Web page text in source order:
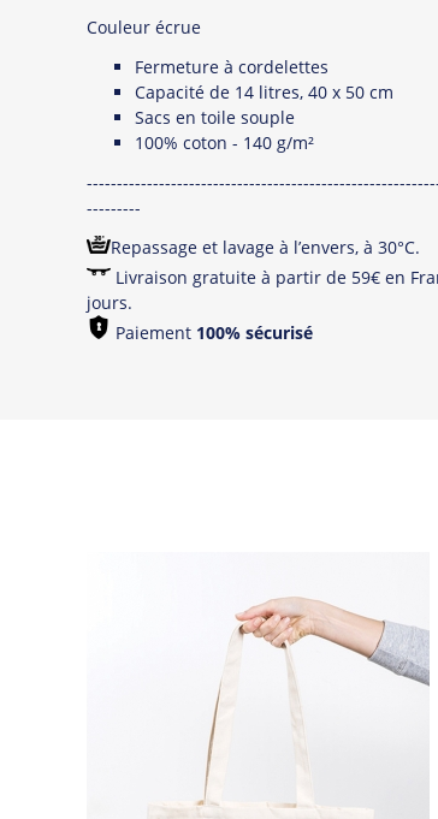
Couleur écrue
Fermeture à cordelettes
Capacité de 14 litres, 40 x 50 cm
Sacs en toile souple
100% coton - 140 g/m²
---------
Repassage et lavage à l’envers, à 30°C.
Livraison gratuite à partir de 59€ en
jours.
Paiement 100% sécurisé